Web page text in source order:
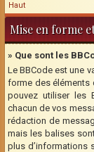
Haut
Mise en forme
» Que sont les
Le BBCode est une
forme des éléments
pouvez utiliser les
chacun de vos
rédaction de
mais les balises
plus d’informations